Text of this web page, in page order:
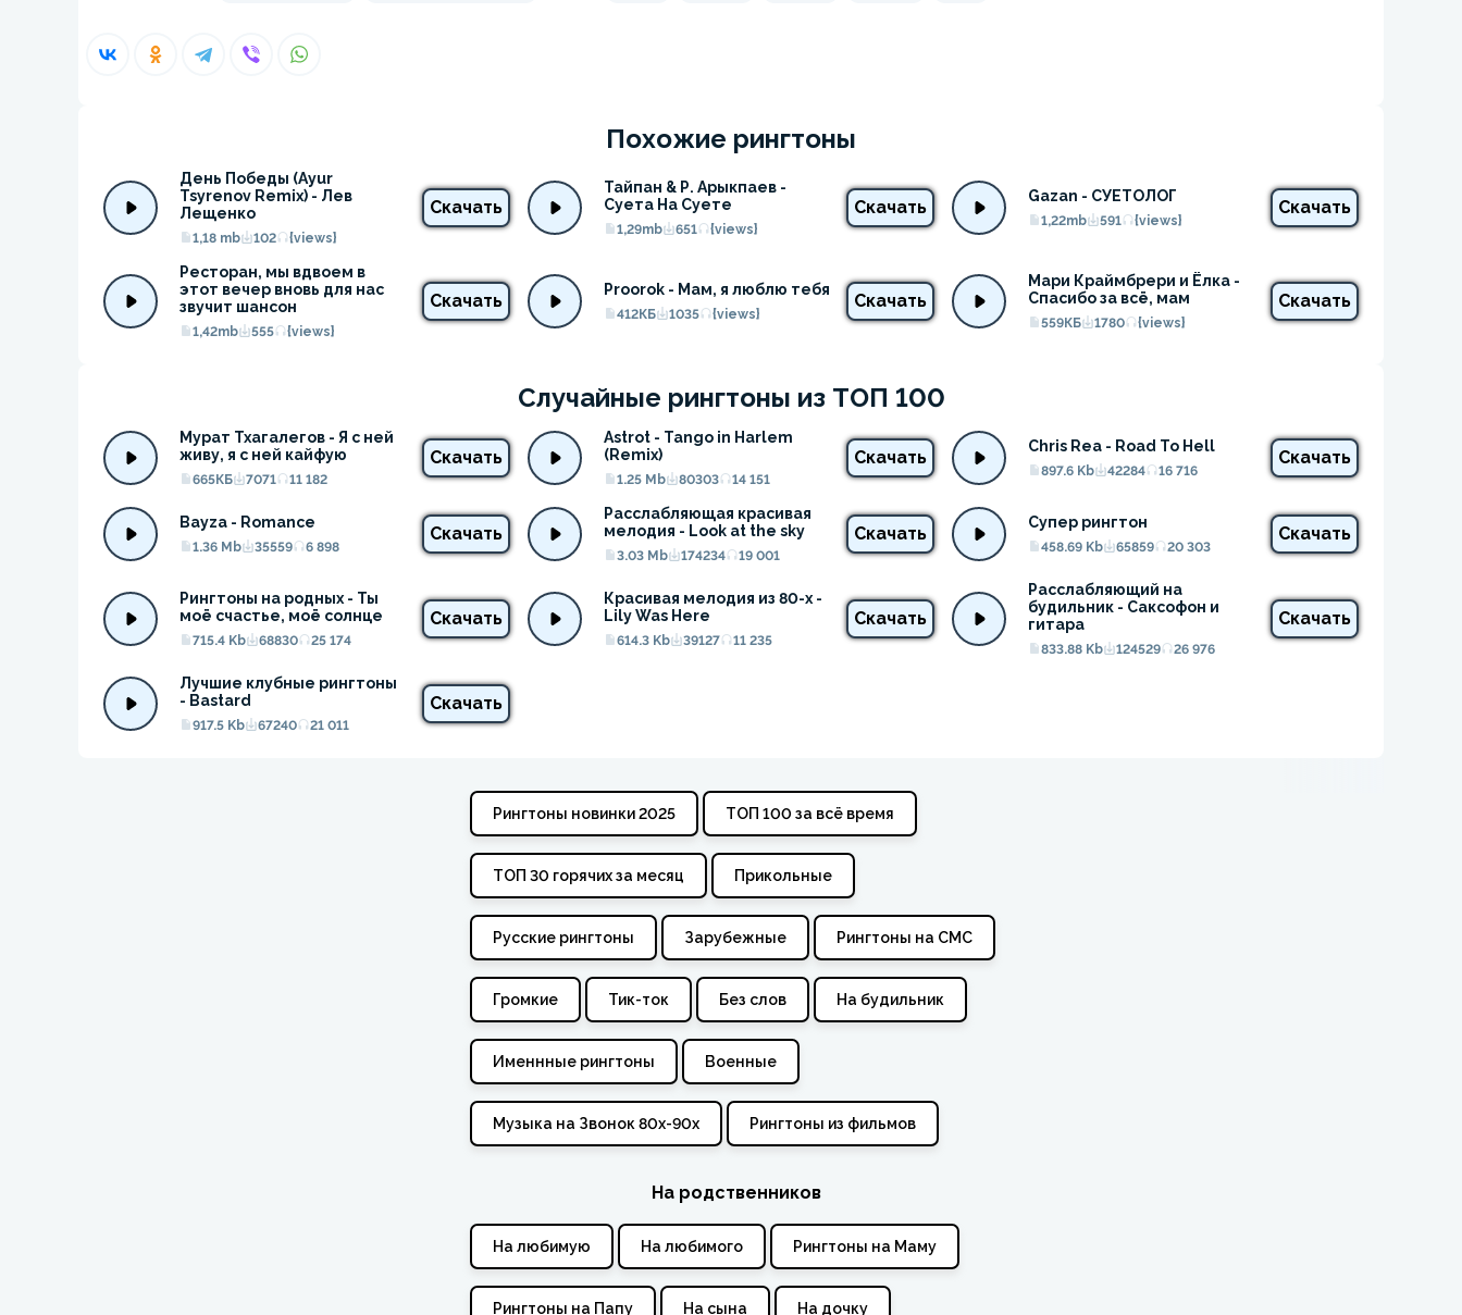
Похожие рингтоны
День Победы (Ayur
Tsyrenov Remix) - Лев
Лещенко
1,18 mb 102 {views}
Скачать
Тайпан & Р. Арыкпаев -
Суета На Суете
1,29mb 651 {views}
Скачать
Gazan - СУЕТОЛОГ
1,22mb 591 {views}
Скачать
Ресторан, мы вдвоем в
этот вечер вновь для нас
звучит шансон
1,42mb 555 {views}
Скачать
Proorok - Мам, я люблю тебя
412КБ 1035 {views}
Скачать
Мари Краймбрери и Ёлка -
Спасибо за всё, мам
559КБ 1780 {views}
Скачать
Случайные рингтоны из ТОП 100
Мурат Тхагалегов - Я с ней
живу, я с ней кайфую
665КБ 7071 11 182
Скачать
Astrot - Tango in Harlem
(Remix)
1.25 Mb 80303 14 151
Скачать
Chris Rea - Road To Hell
897.6 Kb 42284 16 716
Скачать
Bayza - Romance
1.36 Mb 35559 6 898
Скачать
Расслабляющая красивая
мелодия - Look at the sky
3.03 Mb 174234 19 001
Скачать
Супер рингтон
458.69 Kb 65859 20 303
Скачать
Рингтоны на родных - Ты
моё счастье, моё солнце
715.4 Kb 68830 25 174
Скачать
Красивая мелодия из 80-х -
Lily Was Here
614.3 Kb 39127 11 235
Скачать
Расслабляющий на
будильник - Саксофон и
гитара
833.88 Kb 124529 26 976
Скачать
Лучшие клубные рингтоны
- Bastard
917.5 Kb 67240 21 011
Скачать
Рингтоны новинки 2025 ТОП 100 за всё время
ТОП 30 горячих за месяц Прикольные
Русские рингтоны Зарубежные Рингтоны на СМС
Громкие Тик-ток Без слов На будильник
Именнные рингтоны Военные
Музыка на Звонок 80х-90х Рингтоны из фильмов
На родственников
На любимую На любимого Рингтоны на Маму
Рингтоны на Папу На сына На дочку